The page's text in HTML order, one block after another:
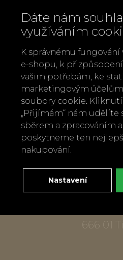
+420 737
dílna,
666 01
Dáte nám
využíváním
K správnému
e-shopu, k
vašim potřebám, ke
marketingovým
soubory cookie.
„Přijímám“ nám udělíte
sběrem a zpracováním
poskytneme ten
nakupování.
Nastavení